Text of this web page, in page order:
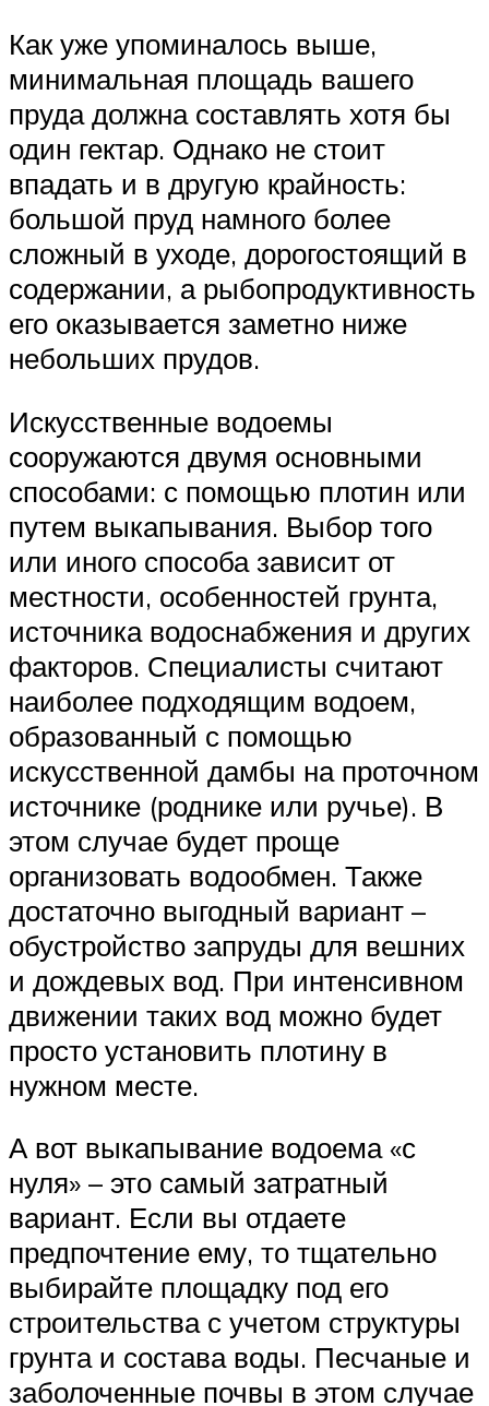
Как уже упоминалось выше,
минимальная площадь вашего
пруда должна составлять хотя бы
один гектар. Однако не стоит
впадать и в другую крайность:
большой пруд намного более
сложный в уходе, дорогостоящий в
содержании, а рыбопродуктивность
его оказывается заметно ниже
небольших прудов.
Искусственные водоемы
сооружаются двумя основными
способами: с помощью плотин или
путем выкапывания. Выбор того
или иного способа зависит от
местности, особенностей грунта,
источника водоснабжения и других
факторов. Специалисты считают
наиболее подходящим водоем,
образованный с помощью
искусственной дамбы на проточном
источнике (роднике или ручье). В
этом случае будет проще
организовать водообмен. Также
достаточно выгодный вариант –
обустройство запруды для вешних
и дождевых вод. При интенсивном
движении таких вод можно будет
просто установить плотину в
нужном месте.
А вот выкапывание водоема «с
нуля» – это самый затратный
вариант. Если вы отдаете
предпочтение ему, то тщательно
выбирайте площадку под его
строительства с учетом структуры
грунта и состава воды. Песчаные и
заболоченные почвы в этом случае